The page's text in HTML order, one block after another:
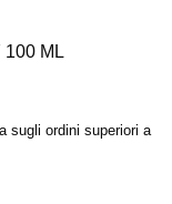
ML
sugli ordini superiori a